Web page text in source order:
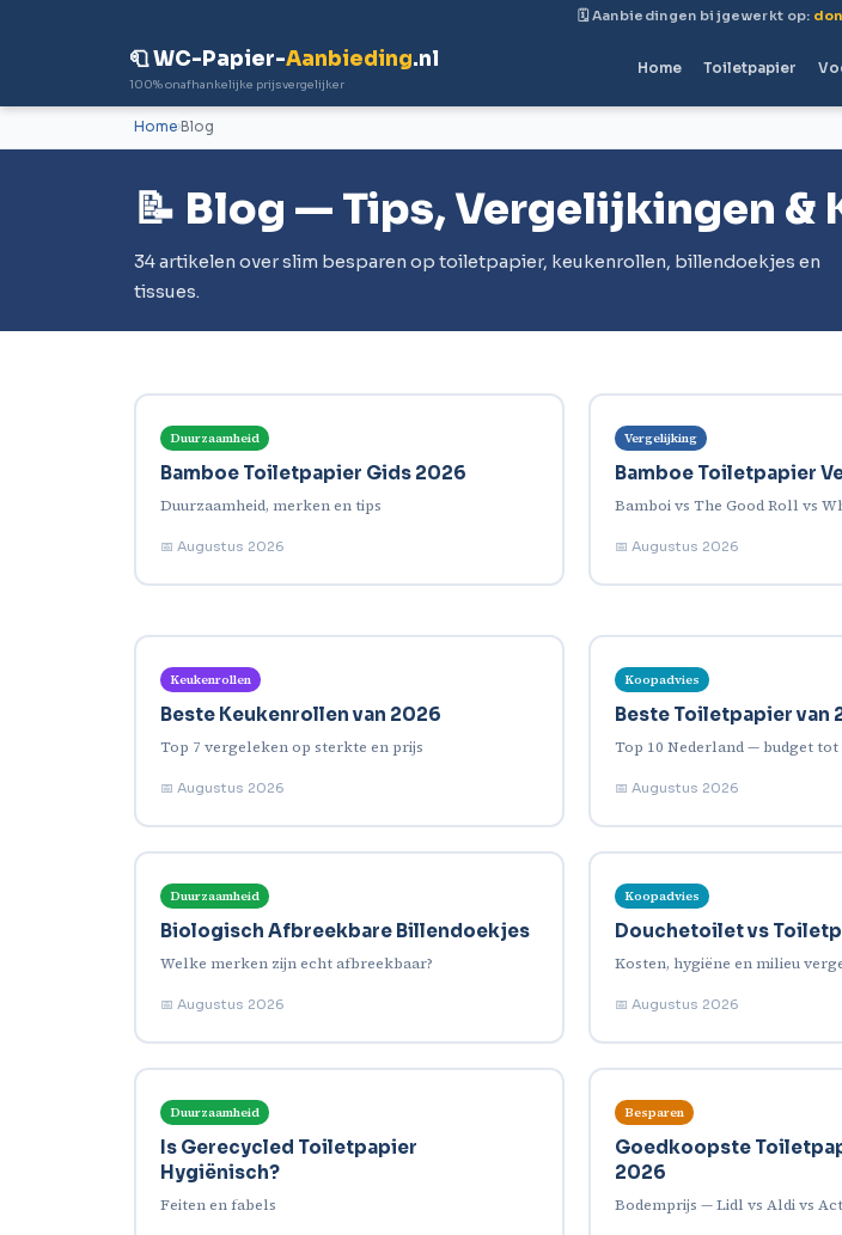
🗓 Aanbiedingen bijgewerkt op:
🧻 WC-Papier-Aanbieding.nl
100% onafhankelijke prijsvergelijker
Home Toiletpapier
Home Blog
📝 Blog — Tips, Vergelijkingen &
34 artikelen over slim besparen op toiletpapier, keukenrollen, billendoekjes en
tissues.
Duurzaamheid
Bamboe Toiletpapier Gids 2026
Duurzaamheid, merken en tips
📅 Augustus 2026
Vergelijking
Bamboe Toiletpapier
Bamboi vs The Good Roll vs
📅 Augustus 2026
Keukenrollen
Beste Keukenrollen van 2026
Top 7 vergeleken op sterkte en prijs
📅 Augustus 2026
Koopadvies
Beste Toiletpapier van
Top 10 Nederland — budget
📅 Augustus 2026
Duurzaamheid
Biologisch Afbreekbare Billendoekjes
Welke merken zijn echt afbreekbaar?
📅 Augustus 2026
Koopadvies
Douchetoilet vs
Kosten, hygiëne en milieu
📅 Augustus 2026
Duurzaamheid
Is Gerecycled Toiletpapier
Hygiënisch?
Feiten en fabels
Besparen
Goedkoopste
2026
Bodemprijs — Lidl vs Aldi vs